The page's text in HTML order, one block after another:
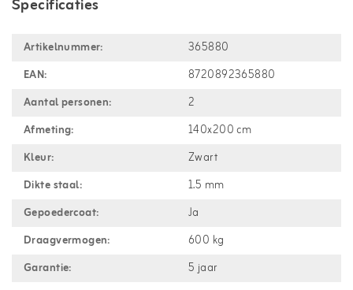
Specificaties
Artikelnummer:
365880
EAN:
8720892365880
Aantal personen:
2
Afmeting:
140x200 cm
Kleur:
Zwart
Dikte staal:
1.5 mm
Gepoedercoat:
Ja
Draagvermogen:
600 kg
Garantie:
5 jaar